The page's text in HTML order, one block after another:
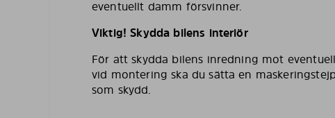
eventuellt damm försvinner.
Viktig! Skydda bilens interiör
För att skydda bilens inredning mot
vid montering ska du sätta en
som skydd.